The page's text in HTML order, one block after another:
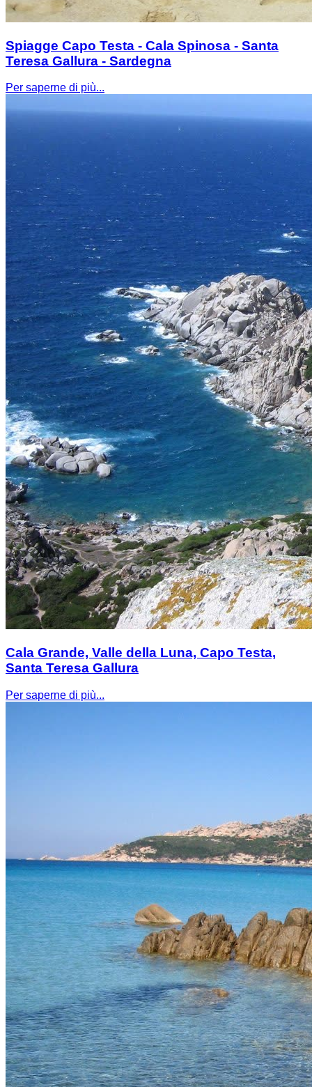
Spiagge Capo Testa - Cala Spinosa - Santa
Teresa Gallura - Sardegna
Per saperne di più...
Cala Grande, Valle della Luna, Capo Testa,
Santa Teresa Gallura
Per saperne di più...